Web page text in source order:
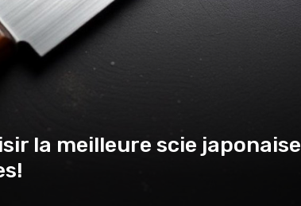
la meilleure scie japonaise